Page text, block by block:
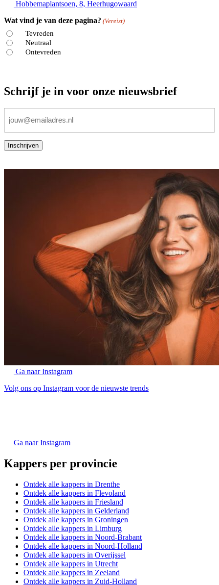
Hobbemaplantsoen, 8, Heerhugowaard
Wat vind je van deze pagina? (Vereist)
Tevreden
Neutraal
Ontevreden
Schrijf je in voor onze nieuwsbrief
mailadres
Inschrijven
Ga naar Instagram
Volg ons op Instagram voor de nieuwste trends
Ga naar Instagram
Kappers per provincie
Ontdek alle kappers in Drenthe
Ontdek alle kappers in Flevoland
Ontdek alle kappers in Friesland
Ontdek alle kappers in Gelderland
Ontdek alle kappers in Groningen
Ontdek alle kappers in Limburg
Ontdek alle kappers in Noord-Brabant
Ontdek alle kappers in Noord-Holland
Ontdek alle kappers in Overijssel
Ontdek alle kappers in Utrecht
Ontdek alle kappers in Zeeland
Ontdek alle kappers in Zuid-Holland